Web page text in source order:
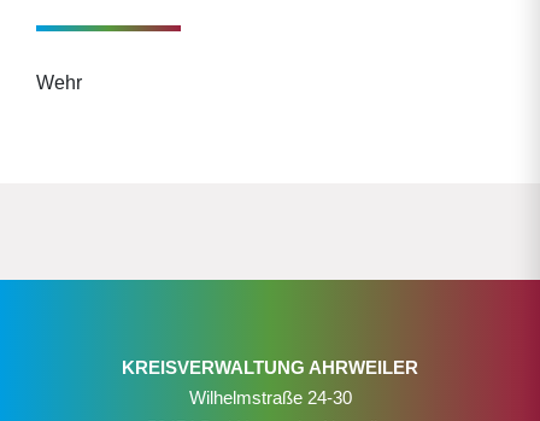
Wehr
KREISVERWALTUNG AHRWEILER
Wilhelmstraße 24-30